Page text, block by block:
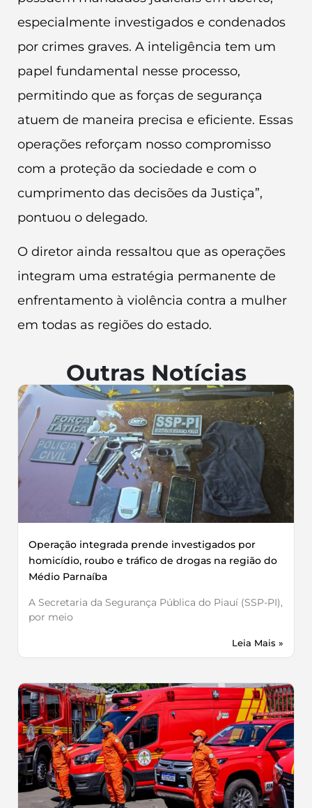
especialmente investigados e condenados
por crimes graves. A inteligência tem um
papel fundamental nesse processo,
permitindo que as forças de segurança
atuem de maneira precisa e eficiente. Essas
operações reforçam nosso compromisso
com a proteção da sociedade e com o
cumprimento das decisões da Justiça”,
pontuou o delegado.
O diretor ainda ressaltou que as operações
integram uma estratégia permanente de
enfrentamento à violência contra a mulher
em todas as regiões do estado.
Outras Notícias
Operação integrada prende investigados por
homicídio, roubo e tráfico de drogas na região do
Médio Parnaíba
A Secretaria da Segurança Pública do Piauí (SSP-PI),
por meio
Leia Mais »